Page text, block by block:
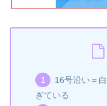
16号沿い＝
ぎている